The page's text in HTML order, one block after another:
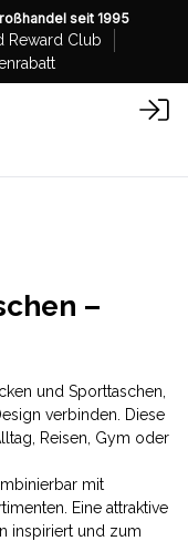
seit 1995
Reward Club
–
und Sporttaschen,
verbinden. Diese
Reisen, Gym oder
mit
Eine attraktive
inspiriert und zum